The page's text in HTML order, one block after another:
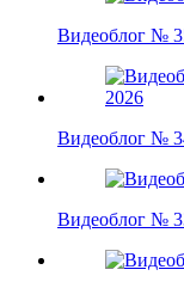
Видеоблог №
Видеоблог №
Видеоблог №